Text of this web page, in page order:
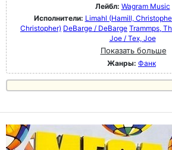
Лейбл: Wagram Music
Исполнители: Limahl (Hamill,
Christopher) DeBarge / DeBarge Trammps,
Joe / Tex, Joe
Показать больше
Жанры: Фанк